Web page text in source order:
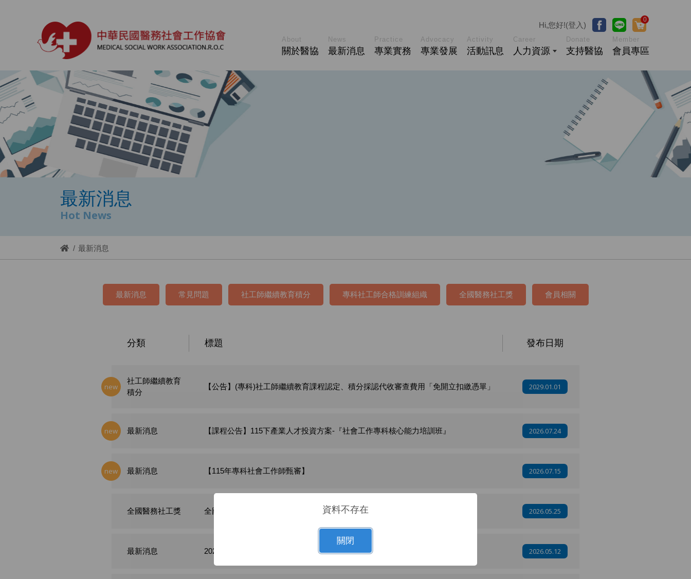
About
關於醫協
News
最新消息
Practice
專業實務
Advocacy
專業發展
Activity
活動訊息
Career
人力資源
Donate
支持醫協
Member
會員專區
Hi,您好!(登入)
0
最新消息
Hot News
最新消息
最新消息 常見問題 社工師繼續教育積分 專科社工師合格訓練組織 全國醫務社工獎 會員相關
分類 標題 發布日期
new
社工師繼續教育
積分
【公告】(專科)社工師繼續教育課程認定、積分採認代收審查費用「免開立扣繳憑單」 2029.01.01
new 最新消息 【課程公告】115下產業人才投資方案-『社會工作專科核心能力培訓班』 2026.07.24
new 最新消息 【115年專科社會工作師甄審】 2026.07.15
全國醫務社工獎 全國醫務社工獎第八屆報章雜誌報導 2026.05.25
最新消息 2026醫務社會工作永續發展國際研討會－【徵稿簡則】 2026.05.12
資料不存在
關閉